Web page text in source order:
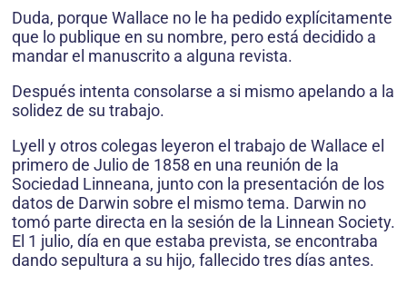
Duda, porque Wallace no le ha pedido explícitamente
que lo publique en su nombre, pero está decidido a
mandar el manuscrito a alguna revista.
Después intenta consolarse a si mismo apelando a la
solidez de su trabajo.
Lyell y otros colegas leyeron el trabajo de Wallace el
primero de Julio de 1858 en una reunión de la
Sociedad Linneana, junto con la presentación de los
datos de Darwin sobre el mismo tema. Darwin no
tomó parte directa en la sesión de la Linnean Society.
El 1 julio, día en que estaba prevista, se encontraba
dando sepultura a su hijo, fallecido tres días antes.